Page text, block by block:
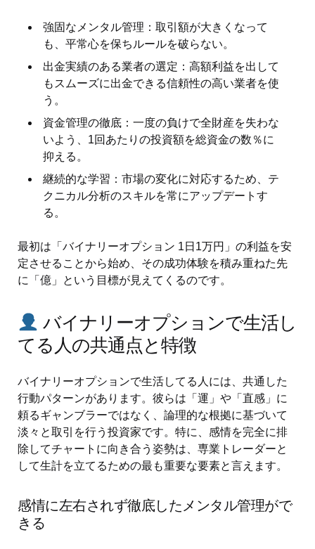
強固なメンタル管理：取引額が大きくなって
も、平常心を保ちルールを破らない。
出金実績のある業者の選定：高額利益を出して
もスムーズに出金できる信頼性の高い業者を使
う。
資金管理の徹底：一度の負けで全財産を失わな
いよう、1回あたりの投資額を総資金の数％に
抑える。
継続的な学習：市場の変化に対応するため、テ
クニカル分析のスキルを常にアップデートす
る。
最初は「バイナリーオプション 1日1万円」の利益を安
定させることから始め、その成功体験を積み重ねた先
に「億」という目標が見えてくるのです。
バイナリーオプションで生活し
てる人の共通点と特徴
バイナリーオプションで生活してる人には、共通した
行動パターンがあります。彼らは「運」や「直感」に
頼るギャンブラーではなく、論理的な根拠に基づいて
淡々と取引を行う投資家です。特に、感情を完全に排
除してチャートに向き合う姿勢は、専業トレーダーと
して生計を立てるための最も重要な要素と言えます。
感情に左右されず徹底したメンタル管理がで
きる